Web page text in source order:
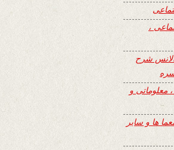
،
شرح
معلوماتی و
ها و سایر